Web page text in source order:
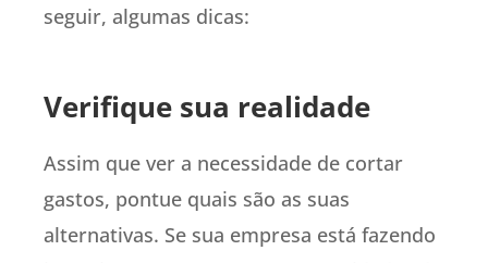
seguir, algumas dicas:
Verifique sua realidade
Assim que ver a necessidade de cortar
gastos, pontue quais são as suas
alternativas. Se sua empresa está fazendo